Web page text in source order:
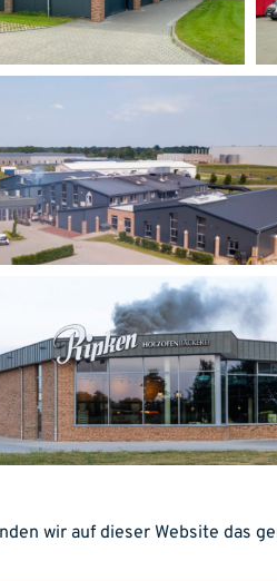
wir auf dieser Website das